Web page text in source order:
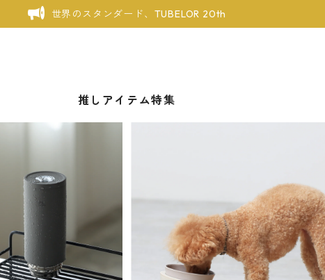
世界のスタンダード、TUBELOR 20th
推しアイテム特集